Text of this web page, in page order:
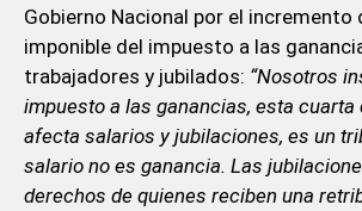
Gobierno Nacional por el incremento
imponible del impuesto a las
trabajadores y jubilados: “Nosotros
impuesto a las ganancias, esta cuarta
afecta salarios y jubilaciones, es un
salario no es ganancia. Las
derechos de quienes reciben una